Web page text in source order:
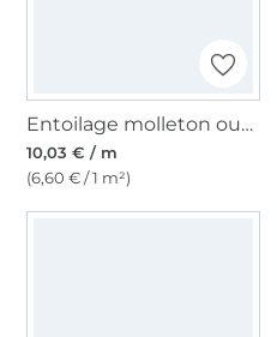
Entoilage molleton ouate 200 g/m Dacron blanc
10,03 € / m
(6,60 € / 1 m²)